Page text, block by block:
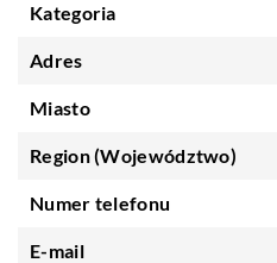
Kategoria
Adres
Miasto
Region (Województwo)
Numer telefonu
E-mail